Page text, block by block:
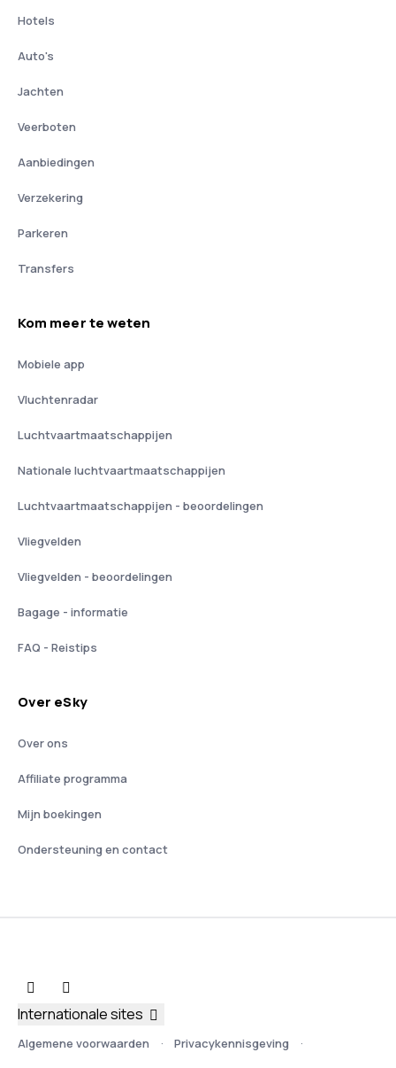
Hotels
Auto's
Jachten
Veerboten
Aanbiedingen
Verzekering
Parkeren
Transfers
Kom meer te weten
Mobiele app
Vluchtenradar
Luchtvaartmaatschappijen
Nationale luchtvaartmaatschappijen
Luchtvaartmaatschappijen - beoordelingen
Vliegvelden
Vliegvelden - beoordelingen
Bagage - informatie
FAQ - Reistips
Over eSky
Over ons
Affiliate programma
Mijn boekingen
Ondersteuning en contact
Algemene voorwaarden Privacykennisgeving
Internationale sites